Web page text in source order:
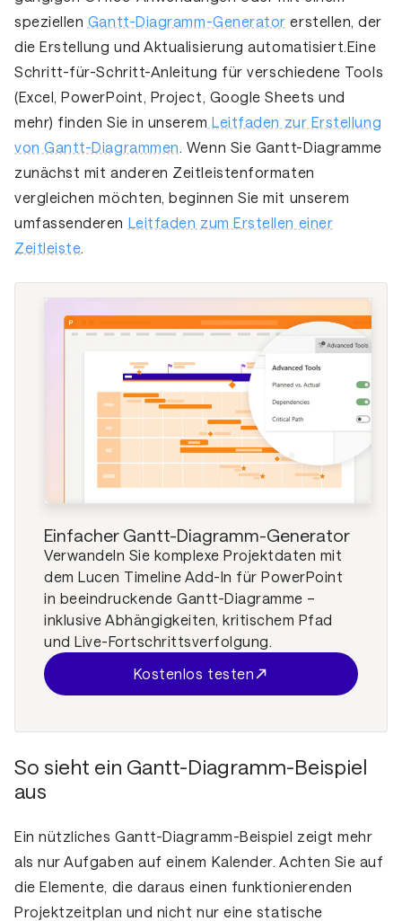
speziellen Gantt-Diagramm-Generator erstellen, der
die Erstellung und Aktualisierung automatisiert.Eine
Schritt-für-Schritt-Anleitung für verschiedene Tools
(Excel, PowerPoint, Project, Google Sheets und
mehr) finden Sie in unserem Leitfaden zur Erstellung
von Gantt-Diagrammen. Wenn Sie Gantt-Diagramme
zunächst mit anderen Zeitleistenformaten
vergleichen möchten, beginnen Sie mit unserem
umfassenderen Leitfaden zum Erstellen einer
Zeitleiste.
Einfacher Gantt-Diagramm-Generator
Verwandeln Sie komplexe Projektdaten mit
dem Lucen Timeline Add-In für PowerPoint
in beeindruckende Gantt-Diagramme –
inklusive Abhängigkeiten, kritischem Pfad
und Live-Fortschrittsverfolgung.
Kostenlos testen
So sieht ein Gantt-Diagramm-Beispiel
aus
Ein nützliches Gantt-Diagramm-Beispiel zeigt mehr
als nur Aufgaben auf einem Kalender. Achten Sie auf
die Elemente, die daraus einen funktionierenden
Projektzeitplan und nicht nur eine statische